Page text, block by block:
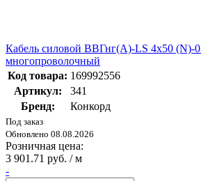
Кабель силовой ВВГнг(А)-LS 4х50 (N)-
многопроволочный
Код товара: 169992556
Артикул:
341
Бренд:
Конкорд
Под заказ
Обновлено 08.08.2026
Розничная цена:
3 901.71 руб. / м
-